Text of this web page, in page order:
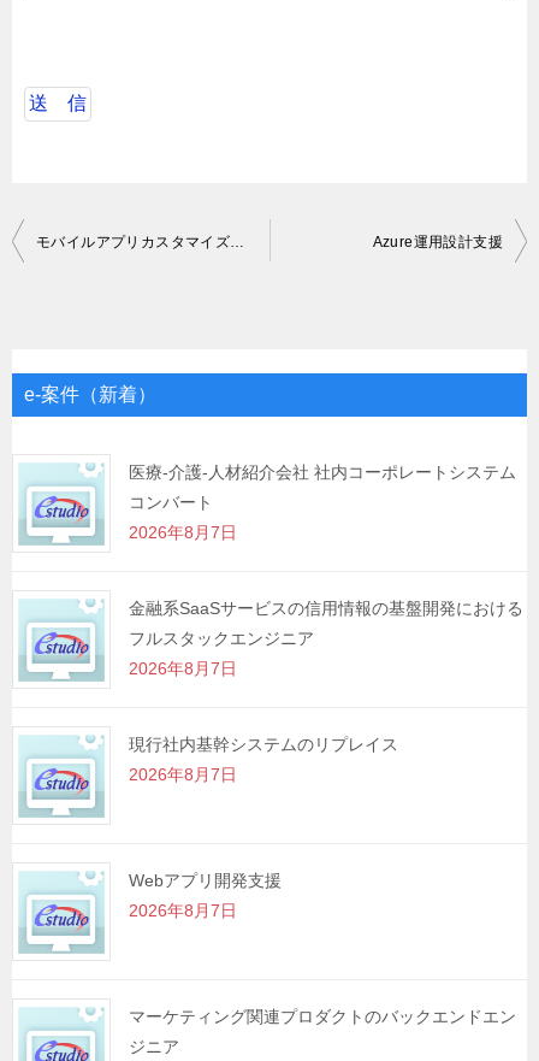
投
ゲ
シ
ョ
ン
モバイルアプリカスタマイズ設計支援 Azure運用設計支援
e-案件（新着）
医療-介護-人材紹介会社 社内コーポレートシステム
コンバート
2026年8月7日
金融系SaaSサービスの信用情報の基盤開発における
フルスタックエンジニア
2026年8月7日
現行社内基幹システムのリプレイス
2026年8月7日
Webアプリ開発支援
2026年8月7日
マーケティング関連プロダクトのバックエンドエン
ジニア